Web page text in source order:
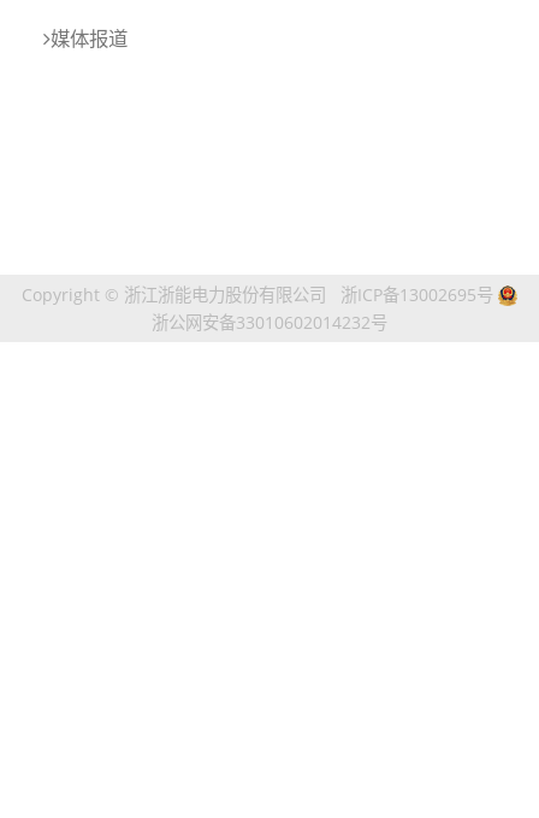
媒体报道
Copyright © 浙江浙能电力股份有限公司 浙ICP备13002695号
浙公网安备33010602014232号